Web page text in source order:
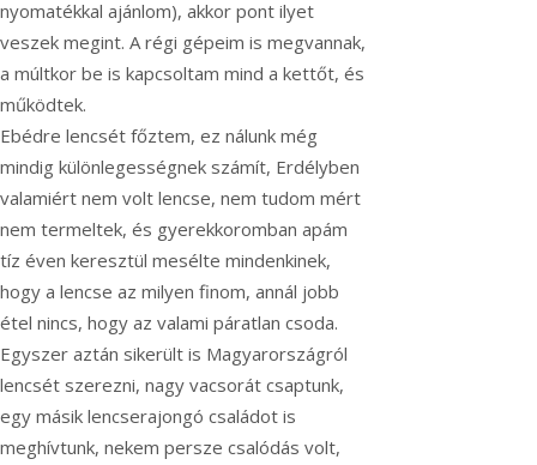
nyomatékkal ajánlom), akkor pont ilyet
veszek megint. A régi gépeim is megvannak,
a múltkor be is kapcsoltam mind a kettőt, és
működtek.
Ebédre lencsét főztem, ez nálunk még
mindig különlegességnek számít, Erdélyben
valamiért nem volt lencse, nem tudom mért
nem termeltek, és gyerekkoromban apám
tíz éven keresztül mesélte mindenkinek,
hogy a lencse az milyen finom, annál jobb
étel nincs, hogy az valami páratlan csoda.
Egyszer aztán sikerült is Magyarországról
lencsét szerezni, nagy vacsorát csaptunk,
egy másik lencserajongó családot is
meghívtunk, nekem persze csalódás volt,